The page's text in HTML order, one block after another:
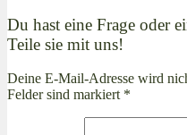
Du hast eine Frage oder
Teile sie mit uns!
Deine E-Mail-Adresse wird
Felder sind markiert *